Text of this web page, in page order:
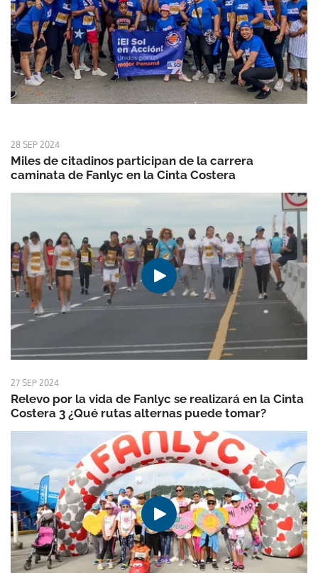
28 SEP 2024
Miles de citadinos participan de la carrera
caminata de Fanlyc en la Cinta Costera
27 SEP 2024
Relevo por la vida de Fanlyc se realizará en la Cinta
Costera 3 ¿Qué rutas alternas puede tomar?